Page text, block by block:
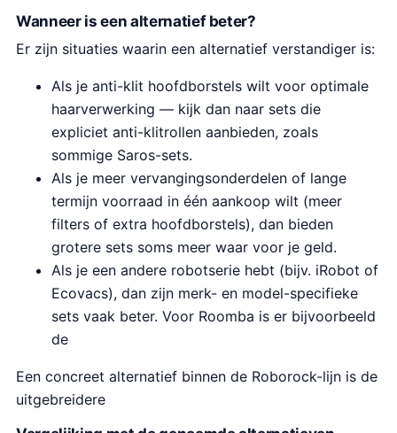
Wanneer is een alternatief beter?
Er zijn situaties waarin een alternatief verstandiger is:
Als je anti-klit hoofdborstels wilt voor optimale
haarverwerking — kijk dan naar sets die
expliciet anti-klitrollen aanbieden, zoals
sommige Saros-sets.
Als je meer vervangingsonderdelen of lange
termijn voorraad in één aankoop wilt (meer
filters of extra hoofdborstels), dan bieden
grotere sets soms meer waar voor je geld.
Als je een andere robotserie hebt (bijv. iRobot of
Ecovacs), dan zijn merk- en model-specifieke
sets vaak beter. Voor Roomba is er bijvoorbeeld
de
Een concreet alternatief binnen de Roborock-lijn is de
uitgebreidere